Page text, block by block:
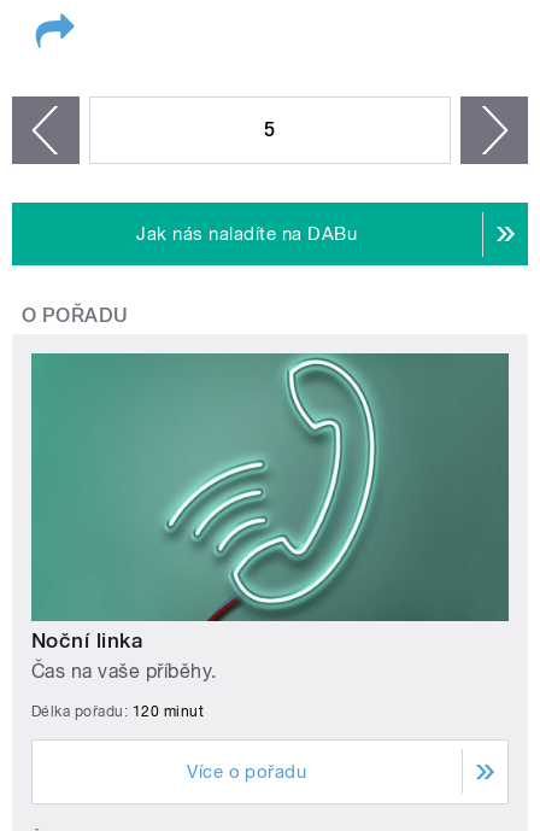
5
Jak nás naladíte na DABu
O POŘADU
Noční linka
Čas na vaše příběhy.
Délka pořadu: 120 minut
Více o pořadu